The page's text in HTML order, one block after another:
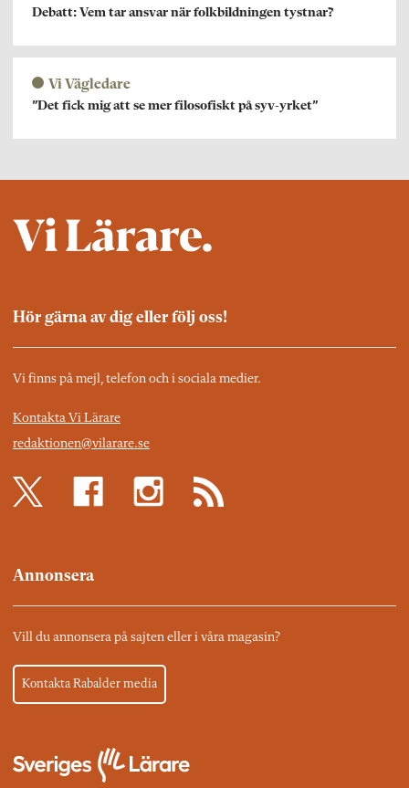
Debatt: Vem tar ansvar när folkbildningen tystnar?
Vi Vägledare
”Det fick mig att se mer filosofiskt på syv-yrket”
Hör gärna av dig eller följ oss!
Vi finns på mejl, telefon och i sociala medier.
Kontakta Vi Lärare
redaktionen@vilarare.se
Annonsera
Vill du annonsera på sajten eller i våra magasin?
Kontakta Rabalder media